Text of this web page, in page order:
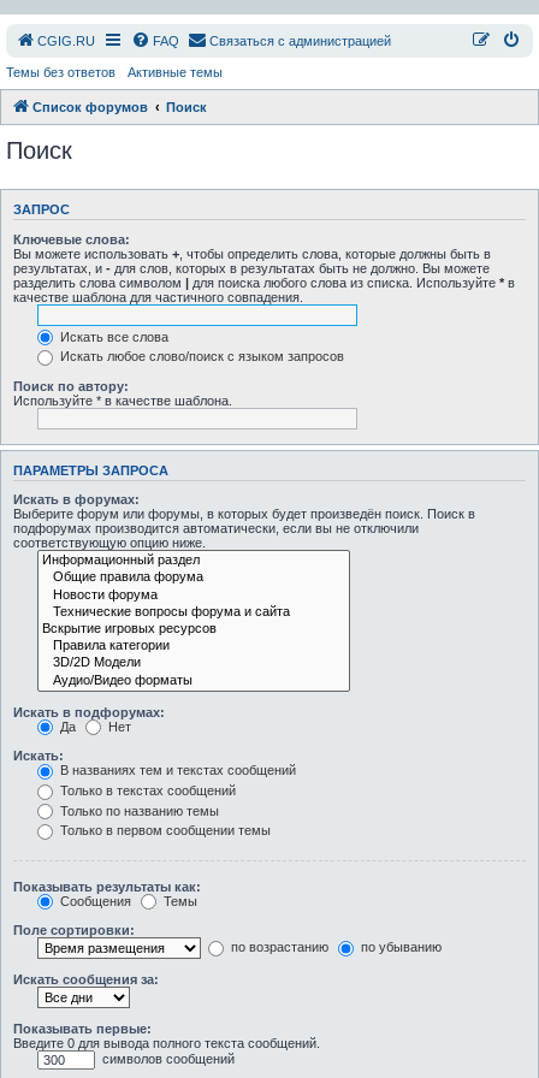
СGIG.RU FAQ Связаться с администрацией
Темы без ответов Активные темы
Список форумов Поиск
Поиск
ЗАПРОС
Ключевые слова:
Вы можете использовать + , чтобы определить слова, которые должны быть в
результатах, и - для слов, которых в результатах быть не должно. Вы можете
разделить слова символом | для поиска любого слова из списка. Используйте * в
качестве шаблона для частичного совпадения.
Искать все слова
Искать любое слово/поиск с языком запросов
Поиск по автору:
Используйте * в качестве шаблона.
ПАРАМЕТРЫ ЗАПРОСА
Искать в форумах:
Выберите форум или форумы, в которых будет произведён поиск. Поиск в
подфорумах производится автоматически, если вы не отключили
соответствующую опцию ниже.
Искать в подфорумах:
Да
Нет
Искать:
В названиях тем и текстах сообщений
Только в текстах сообщений
Только по названию темы
Только в первом сообщении темы
Показывать результаты как:
Сообщения
Темы
Поле сортировки:
по возрастанию
по убыванию
Искать сообщения за:
Показывать первые:
Введите 0 для вывода полного текста сообщений.
символов сообщений